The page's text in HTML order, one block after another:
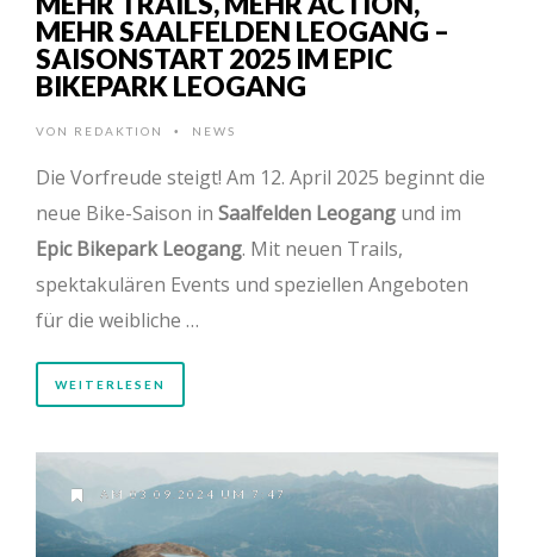
MEHR SAALFELDEN LEOGANG –
SAISONSTART 2025 IM EPIC
BIKEPARK LEOGANG
VON REDAKTION • NEWS
Die Vorfreude steigt! Am 12. April 2025 beginnt die
neue Bike-Saison in Saalfelden Leogang und im
Epic Bikepark Leogang. Mit neuen Trails,
spektakulären Events und speziellen Angeboten
für die weibliche …
WEITERLESEN
AM 03.09.2024 UM 7:47